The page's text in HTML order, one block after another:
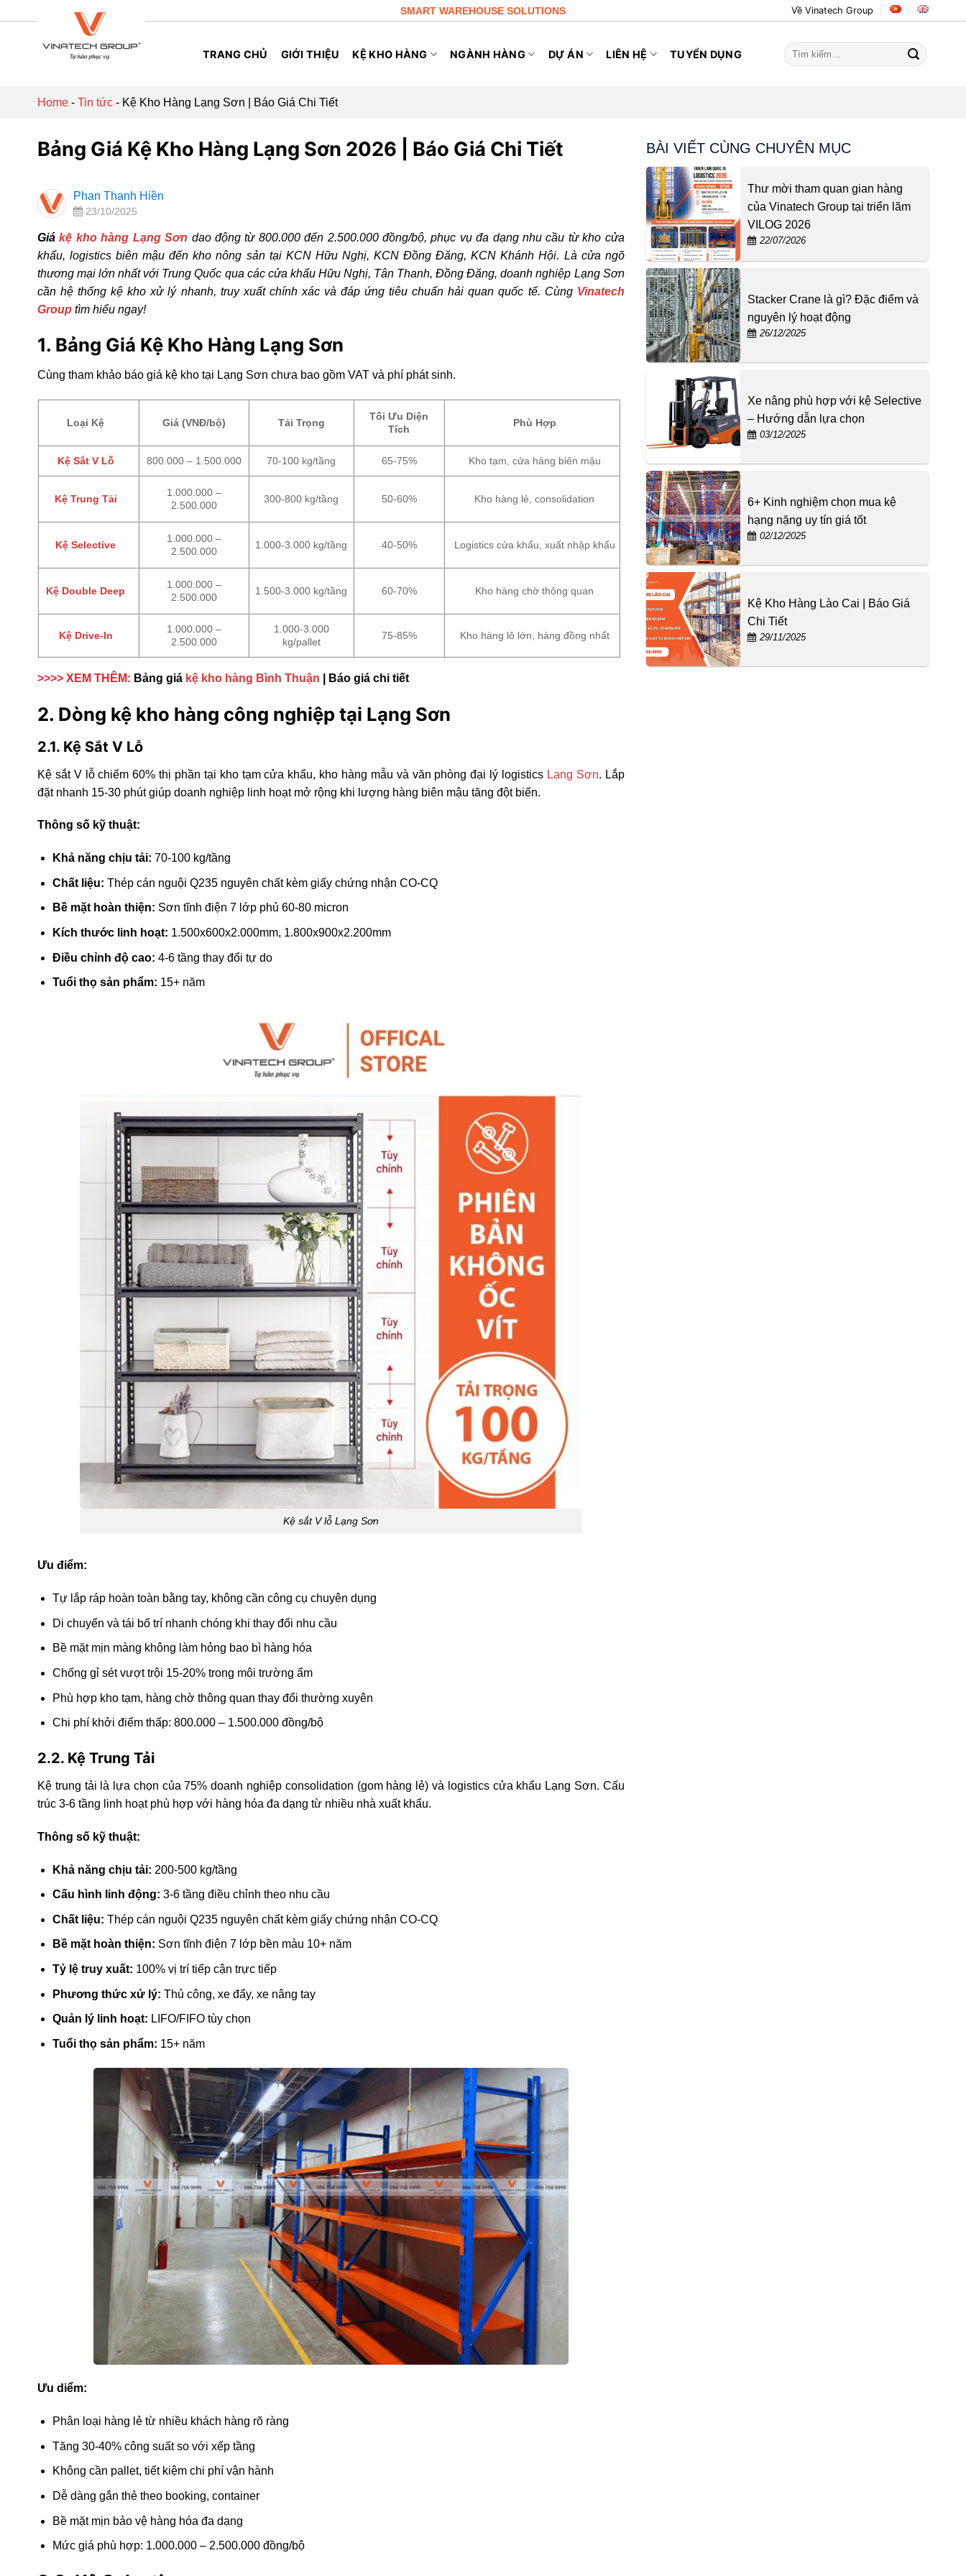
SMART WAREHOUSE SOLUTIONS Về Vinatech Group
TRANG CHỦ GIỚI THIỆU KỆ KHO HÀNG NGÀNH HÀNG DỰ ÁN LIÊN HỆ TUYỂN DỤNG
Tìm
kiếm:
Home - Tin tức - Kệ Kho Hàng Lạng Sơn | Báo Giá Chi Tiết
Bảng Giá Kệ Kho Hàng Lạng Sơn 2026 | Báo Giá Chi Tiết
Phan Thanh Hiền
23/10/2025
Giákệ kho hàng Lạng Sơn dao động từ 800.000 đến 2.500.000 đồng/bộ, phục vụ đa dạng nhu cầu từ kho cửa
khẩu, logistics biên mậu đến kho nông sản tại KCN Hữu Nghị, KCN Đồng Đăng, KCN Khánh Hội. Là cửa ngõ
thương mại lớn nhất với Trung Quốc qua các cửa khẩu Hữu Nghị, Tân Thanh, Đồng Đăng, doanh nghiệp Lạng Sơn
cần hệ thống kệ kho xử lý nhanh, truy xuất chính xác và đáp ứng tiêu chuẩn hải quan quốc tế. Cùng Vinatech
Group tìm hiểu ngay!
1. Bảng Giá Kệ Kho Hàng Lạng Sơn
Cùng tham khảo báo giá kệ kho tại Lạng Sơn chưa bao gồm VAT và phí phát sinh.
Loại Kệ Giá (VNĐ/bộ) Tải Trọng
Tối Ưu Diện
Tích
Phù Hợp
Kệ Sắt V Lỗ 800.000 – 1.500.000 70-100 kg/tầng 65-75% Kho tạm, cửa hàng biên mậu
Kệ Trung Tải
1.000.000 –
2.500.000
300-800 kg/tầng 50-60% Kho hàng lẻ, consolidation
Kệ Selective
1.000.000 –
2.500.000
1.000-3.000 kg/tầng 40-50% Logistics cửa khẩu, xuất nhập khẩu
Kệ Double Deep
1.000.000 –
2.500.000
1.500-3.000 kg/tầng 60-70% Kho hàng chờ thông quan
Kệ Drive-In
1.000.000 –
2.500.000
1.000-3.000
kg/pallet
75-85% Kho hàng lô lớn, hàng đồng nhất
>>>> XEM THÊM: Bảng giá kệ kho hàng Bình Thuận | Báo giá chi tiết
2. Dòng kệ kho hàng công nghiệp tại Lạng Sơn
2.1. Kệ Sắt V Lỗ
Kệ sắt V lỗ chiếm 60% thị phần tại kho tạm cửa khẩu, kho hàng mẫu và văn phòng đại lý logistics Lạng Sơn. Lắp
đặt nhanh 15-30 phút giúp doanh nghiệp linh hoạt mở rộng khi lượng hàng biên mậu tăng đột biến.
Thông số kỹ thuật:
Khả năng chịu tải: 70-100 kg/tầng
Chất liệu: Thép cán nguội Q235 nguyên chất kèm giấy chứng nhận CO-CQ
Bề mặt hoàn thiện: Sơn tĩnh điện 7 lớp phủ 60-80 micron
Kích thước linh hoạt: 1.500x600x2.000mm, 1.800x900x2.200mm
Điều chỉnh độ cao: 4-6 tầng thay đổi tự do
Tuổi thọ sản phẩm: 15+ năm
Kệ sắt V lỗ Lạng Sơn
Ưu điểm:
Tự lắp ráp hoàn toàn bằng tay, không cần công cụ chuyên dụng
Di chuyển và tái bố trí nhanh chóng khi thay đổi nhu cầu
Bề mặt mịn màng không làm hỏng bao bì hàng hóa
Chống gỉ sét vượt trội 15-20% trong môi trường ẩm
Phù hợp kho tạm, hàng chờ thông quan thay đổi thường xuyên
Chi phí khởi điểm thấp: 800.000 – 1.500.000 đồng/bộ
2.2. Kệ Trung Tải
Kệ trung tải là lựa chọn của 75% doanh nghiệp consolidation (gom hàng lẻ) và logistics cửa khẩu Lạng Sơn. Cấu
trúc 3-6 tầng linh hoạt phù hợp với hàng hóa đa dạng từ nhiều nhà xuất khẩu.
Thông số kỹ thuật:
Khả năng chịu tải: 200-500 kg/tầng
Cấu hình linh động: 3-6 tầng điều chỉnh theo nhu cầu
Chất liệu: Thép cán nguội Q235 nguyên chất kèm giấy chứng nhận CO-CQ
Bề mặt hoàn thiện: Sơn tĩnh điện 7 lớp bền màu 10+ năm
Tỷ lệ truy xuất: 100% vị trí tiếp cận trực tiếp
Phương thức xử lý: Thủ công, xe đẩy, xe nâng tay
Quản lý linh hoạt: LIFO/FIFO tùy chọn
Tuổi thọ sản phẩm: 15+ năm
Ưu diểm:
Phân loại hàng lẻ từ nhiều khách hàng rõ ràng
Tăng 30-40% công suất so với xếp tầng
Không cần pallet, tiết kiệm chi phí vận hành
Dễ dàng gắn thẻ theo booking, container
Bề mặt mịn bảo vệ hàng hóa đa dạng
Mức giá phù hợp: 1.000.000 – 2.500.000 đồng/bộ
BÀI VIẾT CÙNG CHUYÊN MỤC
Thư mời tham quan gian hàng
của Vinatech Group tại triển lãm
VILOG 2026
22/07/2026
Stacker Crane là gì? Đặc điểm và
nguyên lý hoạt động
26/12/2025
Xe nâng phù hợp với kệ Selective
– Hướng dẫn lựa chọn
03/12/2025
6+ Kinh nghiệm chọn mua kệ
hạng nặng uy tín giá tốt
02/12/2025
Kệ Kho Hàng Lào Cai | Báo Giá
Chi Tiết
29/11/2025